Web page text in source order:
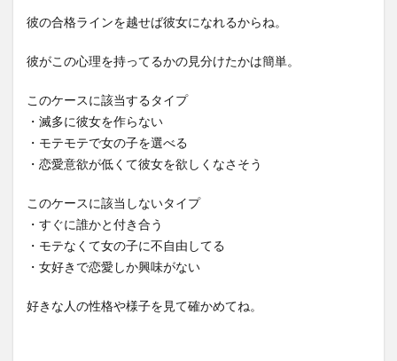
彼の合格ラインを越せば彼女になれるからね。
彼がこの心理を持ってるかの見分けたかは簡単。
このケースに該当するタイプ
・滅多に彼女を作らない
・モテモテで女の子を選べる
・恋愛意欲が低くて彼女を欲しくなさそう
このケースに該当しないタイプ
・すぐに誰かと付き合う
・モテなくて女の子に不自由してる
・女好きで恋愛しか興味がない
好きな人の性格や様子を見て確かめてね。